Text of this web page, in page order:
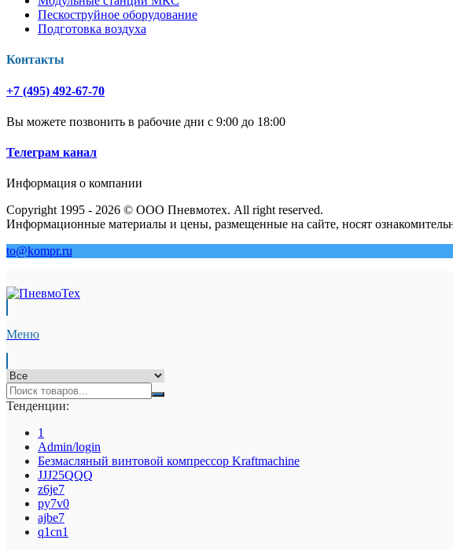
Пескоструйное оборудование
Подготовка воздуха
Контакты
+7 (495) 492-67-70
Вы можете позвонить в рабочие дни с 9:00 до 18:00
Телеграм канал
Информация о компании
Copyright 1995 - 2026 © ООО Пневмотех. All right reserved.
Информационные материалы и цены, размещенные на сайте, носят
to@kompr.ru
Меню
Тенденции:
1
Admin/login
Безмасляный винтовой компрессор Kraftmaсhine
JJJ25QQQ
z6je7
py7v0
ajbe7
q1cn1